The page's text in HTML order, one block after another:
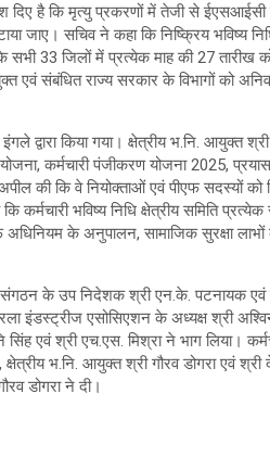
दिए है कि मृत्यु प्रकरणों में तेजी से
जाए। सचिव ने कहा कि निष्क्रिय भविष्य
सभी 33 जिलों में प्रत्येक माह की 27
राज्य सरकार के विभागों को
द्वारा किया गया। क्षेत्रीय भ.नि. आयुक्त
कर्मचारी पंजीकरण योजना 2025,
की कि वे नियोक्ताओं एवं पीएफ सदस्यों
भविष्य निधि क्षेत्रीय समिति प्रत्येक
के अनुपालन, सामाजिक सुरक्षा लाभों
संगठन के उप निदेशक श्री एन.के. पटनायक एवं
इंडस्ट्रीज एसोसिएशन के अध्यक्ष श्री अश्विन
एवं श्री एच.एस. मिश्रा ने भाग लिया।
भ.नि. आयुक्त श्री गौरव डोगरा एवं श्री
डोगरा ने दी।